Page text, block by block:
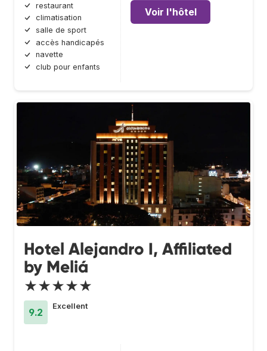
restaurant
climatisation
salle de sport
accès handicapés
navette
club pour enfants
Voir l'hôtel
Hotel Alejandro I, Affiliated
by Meliá
★★★★★
9.2
Excellent